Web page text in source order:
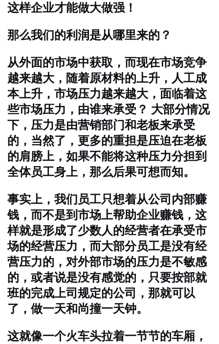
这样企业才能做大做强！
那么我们的利润是从哪里来的？
从外面的市场中获取，而现在市场竞争
越来越大，随着原材料的上升，人工成
本上升，市场压力越来越大，面临着这
些市场压力，由谁来承受？ 大部分情况
下，压力是由营销部门和老板来承受
的，当然了，更多的重担是压迫在老板
的肩膀上，如果不能将这种压力分担到
全体员工身上，那么后果可想而知。
事实上，我们员工只想着从公司内部赚
钱，而不是到市场上帮助企业赚钱，这
样就是形成了少数人的经营者在承受市
场的经营压力，而大部分员工是没有经
营压力的，对外部市场的压力是不敏感
的，或者说是没有感觉的，只要按部就
班的完成上司规定的公司，那就可以
了，做一天和尚撞一天钟。
这就像一个火车头拉着一节节的车厢，